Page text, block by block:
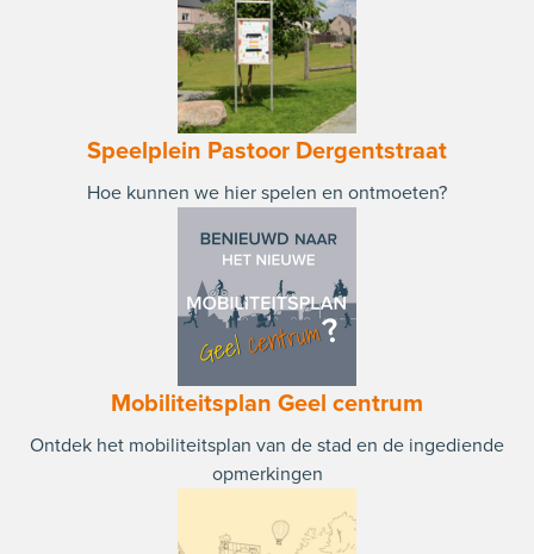
Speelplein Pastoor Dergentstraat
Hoe kunnen we hier spelen en ontmoeten?
Mobiliteitsplan Geel centrum
Ontdek het mobiliteitsplan van de stad en de ingediende
opmerkingen